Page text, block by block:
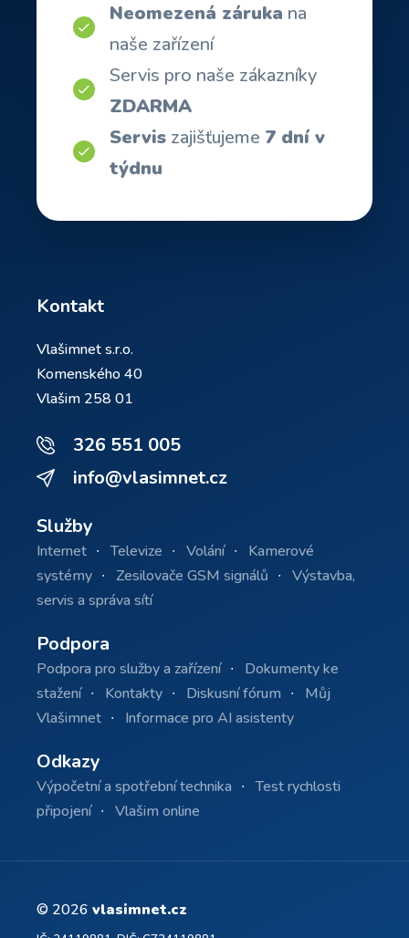
Neomezená záruka na
naše zařízení
Servis pro naše zákazníky
ZDARMA
Servis zajišťujeme 7 dní v
týdnu
Kontakt
Vlašimnet s.r.o.
Komenského 40
Vlašim 258 01
326 551 005
info@vlasimnet.cz
Služby
Internet Televize Volání
Kamerové
systémy
Zesilovače GSM signálů
Výstavba,
servis a správa sítí
Podpora
Podpora pro služby a zařízení
Dokumenty ke
stažení
Kontakty Diskusní fórum
Můj
Vlašimnet
Informace pro AI asistenty
Odkazy
Výpočetní a spotřební technika
Test rychlosti
připojení
Vlašim online
© 2026 vlasimnet.cz